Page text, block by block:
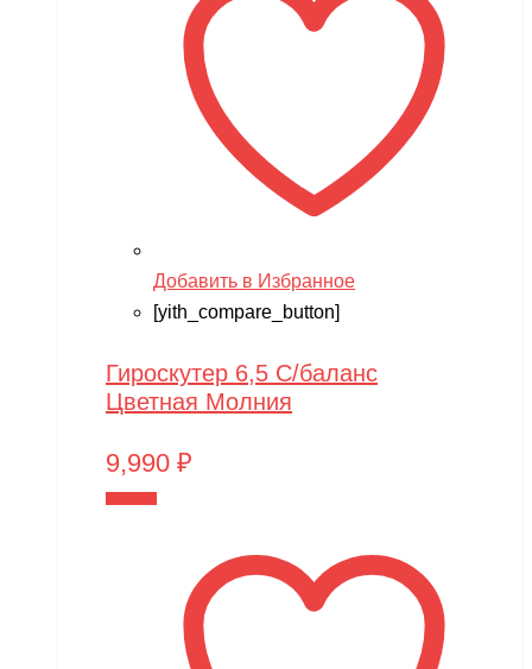
Добавить в Избранное
[yith_compare_button]
Гироскутер 6,5 С/баланс
Цветная Молния
9,990 ₽